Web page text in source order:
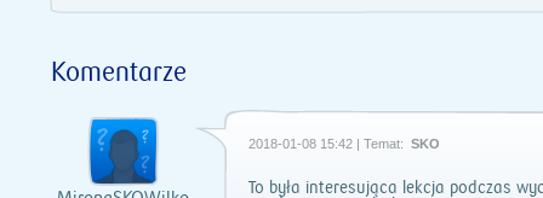
Komentarze
2018-01-08 15:42 | Temat: SKO
To była interesująca lekcja podczas